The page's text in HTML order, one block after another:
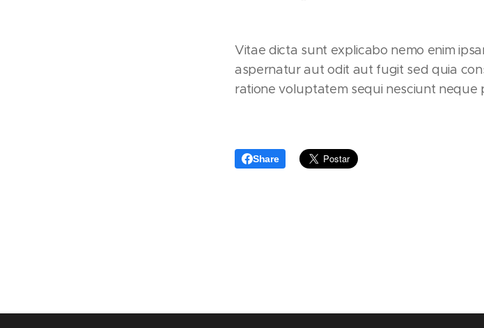
Vitae dicta sunt explicabo nemo enim
aspernatur aut odit aut fugit sed quia
ratione voluptatem sequi nesciunt neque
Share